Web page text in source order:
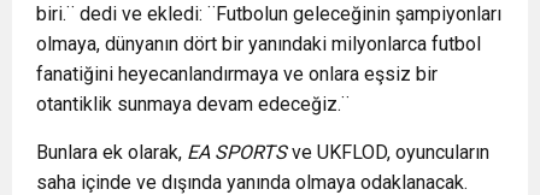
biri.¨ dedi ve ekledi: ¨Futbolun geleceğinin şampiyonları
olmaya, dünyanın dört bir yanındaki milyonlarca futbol
fanatiğini heyecanlandırmaya ve onlara eşsiz bir
otantiklik sunmaya devam edeceğiz.¨
Bunlara ek olarak, EA SPORTSve UKFLOD, oyuncuların
saha içinde ve dışında yanında olmaya odaklanacak.